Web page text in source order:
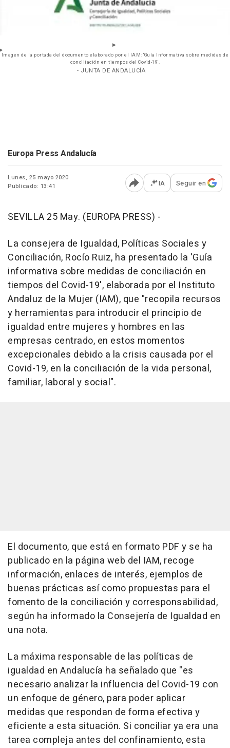
Imagen de la portada del documento elaborado por el IAM: 'Guía Informativa sobre medidas de
conciliación en tiempos del Covid-19'.
- JUNTA DE ANDALUCÍA
Europa Press Andalucía
Lunes, 25 mayo 2020
Publicado: 13:41
Abrir opciones para
IA Seguir en
SEVILLA 25 May. (EUROPA PRESS) -
La consejera de Igualdad, Políticas Sociales y
Conciliación, Rocío Ruiz, ha presentado la 'Guía
informativa sobre medidas de conciliación en
tiempos del Covid-19', elaborada por el Instituto
Andaluz de la Mujer (IAM), que "recopila recursos
y herramientas para introducir el principio de
igualdad entre mujeres y hombres en las
empresas centrado, en estos momentos
excepcionales debido a la crisis causada por el
Covid-19, en la conciliación de la vida personal,
familiar, laboral y social".
El documento, que está en formato PDF y se ha
publicado en la página web del IAM, recoge
información, enlaces de interés, ejemplos de
buenas prácticas así como propuestas para el
fomento de la conciliación y corresponsabilidad,
según ha informado la Consejería de Igualdad en
una nota.
La máxima responsable de las políticas de
igualdad en Andalucía ha señalado que "es
necesario analizar la influencia del Covid-19 con
un enfoque de género, para poder aplicar
medidas que respondan de forma efectiva y
eficiente a esta situación. Si conciliar ya era una
tarea compleja antes del confinamiento, esta